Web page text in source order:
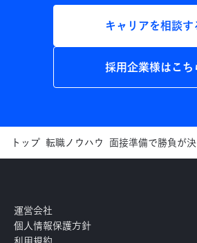
キャリアを相談す
採用企業様はこち
トップ 転職ノウハウ 面接準備で勝負が
運営会社
個人情報保護方針